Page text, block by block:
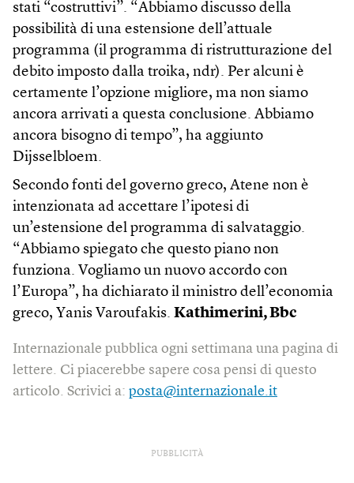
stati “costruttivi”. “Abbiamo discusso della
possibilità di una estensione dell’attuale
programma (il programma di ristrutturazione del
debito imposto dalla troika, ndr). Per alcuni è
certamente l’opzione migliore, ma non siamo
ancora arrivati a questa conclusione. Abbiamo
ancora bisogno di tempo”, ha aggiunto
Dijsselbloem.
Secondo fonti del governo greco, Atene non è
intenzionata ad accettare l’ipotesi di
un’estensione del programma di salvataggio.
“Abbiamo spiegato che questo piano non
funziona. Vogliamo un nuovo accordo con
l’Europa”, ha dichiarato il ministro dell’economia
greco, Yanis Varoufakis. Kathimerini, Bbc
Internazionale pubblica ogni settimana una pagina di
lettere. Ci piacerebbe sapere cosa pensi di questo
articolo. Scrivici a: posta@internazionale.it
PUBBLICITÀ